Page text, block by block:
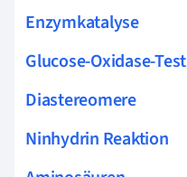
Enzymkatalyse
Glucose-Oxidase-Test
Diastereomere
Ninhydrin Reaktion